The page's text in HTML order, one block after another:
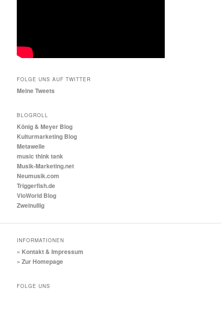
FOLGE UNS AUF TWITTER
Meine Tweets
BLOGROLL
König & Meyer Blog
Kulturmarketing Blog
Metawelle
music think tank
Musik-Marketing.net
Neumusik.com
Triggerfish.de
VioWorld Blog
Zweinullig
INFORMATIONEN
» Kontakt & Impressum
» Zur Homepage
FOLGE UNS